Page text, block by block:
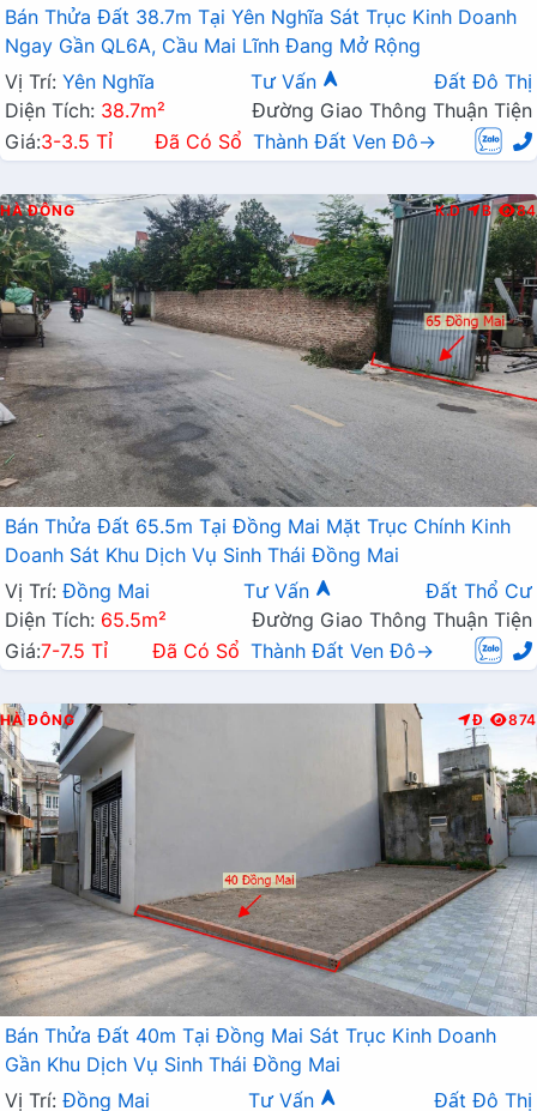
Bán Thửa Đất 38.7m Tại Yên Nghĩa Sát Trục Kinh Doanh
Ngay Gần QL6A, Cầu Mai Lĩnh Đang Mở Rộng
Vị Trí: Yên Nghĩa Tư Vấn
Đất Đô Thị
Diện Tích: 38.7m²
Đường Giao Thông Thuận Tiện
Giá:3-3.5 Tỉ Đã Có Sổ Thành Đất Ven Đô→
HÀ ĐÔNG K.D B 84
Bán Thửa Đất 65.5m Tại Đồng Mai Mặt Trục Chính Kinh
Doanh Sát Khu Dịch Vụ Sinh Thái Đồng Mai
Vị Trí: Đồng Mai Tư Vấn
Đất Thổ Cư
Diện Tích: 65.5m²
Đường Giao Thông Thuận Tiện
Giá:7-7.5 Tỉ Đã Có Sổ Thành Đất Ven Đô→
HÀ ĐÔNG Đ 874
Bán Thửa Đất 40m Tại Đồng Mai Sát Trục Kinh Doanh
Gần Khu Dịch Vụ Sinh Thái Đồng Mai
Vị Trí: Đồng Mai Tư Vấn
Đất Đô Thị